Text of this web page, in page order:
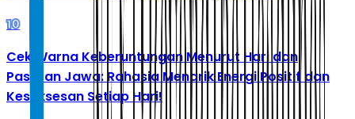
10
Cek Warna Keberuntungan Menurut Hari dan
Pasaran Jawa: Rahasia Menarik Energi Positif dan
Kesuksesan Setiap Hari!